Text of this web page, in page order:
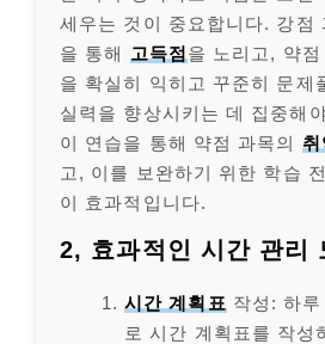
세우는 것이 중요합니다. 강점
을 통해
고득점 을 노리고, 약
을 확실히 익히고 꾸준히 문제
실력을 향상시키는 데 집중해
이 연습을 통해 약점 과목의
고, 이를 보완하기 위한 학습
이 효과적입니다.
2, 효과적인 시간 관리
시간 계획표 작성: 하
로 시간 계획표를 작성